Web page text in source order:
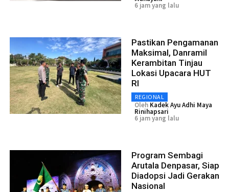
6 jam yang lalu
Pastikan Pengamanan
Maksimal, Danramil
Kerambitan Tinjau
Lokasi Upacara HUT
RI
REGIONAL
Oleh Kadek Ayu Adhi Maya
Rinihapsari
6 jam yang lalu
Program Sembagi
Arutala Denpasar, Siap
Diadopsi Jadi Gerakan
Nasional